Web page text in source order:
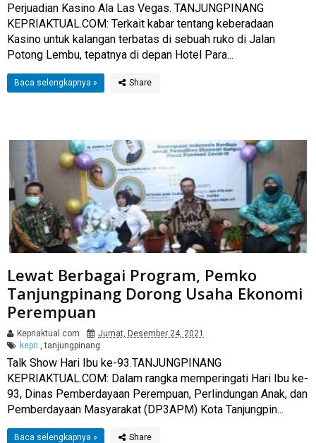
Perjuadian Kasino Ala Las Vegas. TANJUNGPINANG
KEPRIAKTUAL.COM: Terkait kabar tentang keberadaan
Kasino untuk kalangan terbatas di sebuah ruko di Jalan
Potong Lembu, tepatnya di depan Hotel Para...
Baca selengkapnya »
Lewat Berbagai Program, Pemko
Tanjungpinang Dorong Usaha Ekonomi
Perempuan
Kepriaktual.com
Jumat, Desember 24, 2021
kepri
tanjungpinang
Talk Show Hari Ibu ke-93.TANJUNGPINANG
KEPRIAKTUAL.COM: Dalam rangka memperingati Hari Ibu ke-
93, Dinas Pemberdayaan Perempuan, Perlindungan Anak, dan
Pemberdayaan Masyarakat (DP3APM) Kota Tanjungpin...
Baca selengkapnya »